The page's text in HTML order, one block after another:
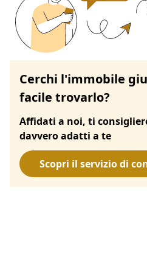
Cerchi l'immobile
facile trovarlo?
Affidati a noi, ti
davvero adatti a te
Scopri il servizio di